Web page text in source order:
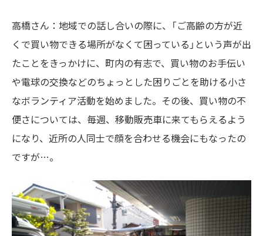
高橋さん：地域での話し合いの際に、「ご高齢の方が近
くで買い物できる場所がなくて困っている」という声が出
たことをきっかけに、町内の有志で、買い物のお手伝い
や電球の交換などのちょっとした困りごとを助ける小さ
なボランティア活動を始めました。その後、買い物の不
便さについては、毎週、移動販売車に来てもらえるよう
になり、近所の人同士で顔を合わせる機会にもなったの
ですが…。